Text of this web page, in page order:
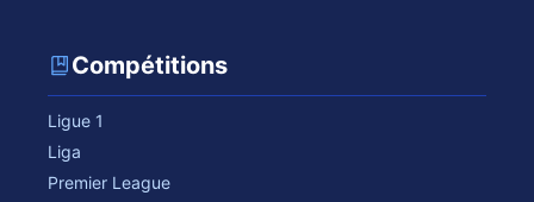
Compétitions
Ligue 1
Liga
Premier League